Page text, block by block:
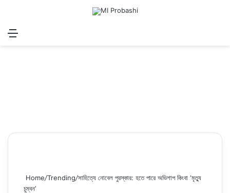
Menu
Home/Trending/সাহিত্যে নোবেল পুরস্কার: হতে পারে অভিশাপ কিংবা ‘মৃত্যু
চুম্বন’